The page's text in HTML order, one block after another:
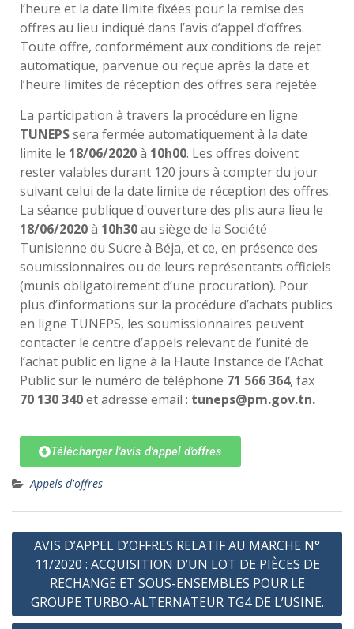
l’heure et la date limite fixées pour la remise des
offres au lieu indiqué dans l’avis d’appel d’offres.
Toute offre, conformément aux conditions de rejet
automatique, parvenue ou reçue après la date et
l’heure limites de réception des offres sera rejetée.
La participation à travers la procédure en ligne
TUNEPSsera fermée automatiquement à la date
limite le 18/06/2020à 10h00. Les offres doivent
rester valables durant 120 jours à compter du jour
suivant celui de la date limite de réception des offres.
La séance publique d'ouverture des plis aura lieu le
18/06/2020à 10h30au siège de la Société
Tunisienne du Sucre à Béja, et ce, en présence des
soumissionnaires ou de leurs représentants officiels
(munis obligatoirement d’une procuration). Pour
plus d’informations sur la procédure d’achats publics
en ligne TUNEPS, les soumissionnaires peuvent
contacter le centre d’appels relevant de l’unité de
l’achat public en ligne à la Haute Instance de l’Achat
Public sur le numéro de téléphone 71 566 364, fax
70 130 340et adresse email : tuneps@pm.gov.tn.
Télécharger l'avis d'appel d'offres
Appels d'offres
AVIS D’APPEL D’OFFRES RELATIF AU MARCHE N°
11/2020 : ACQUISITION D’UN LOT DE PIÈCES DE
RECHANGE ET SOUS-ENSEMBLES POUR LE
GROUPE TURBO-ALTERNATEUR TG4 DE L’USINE.